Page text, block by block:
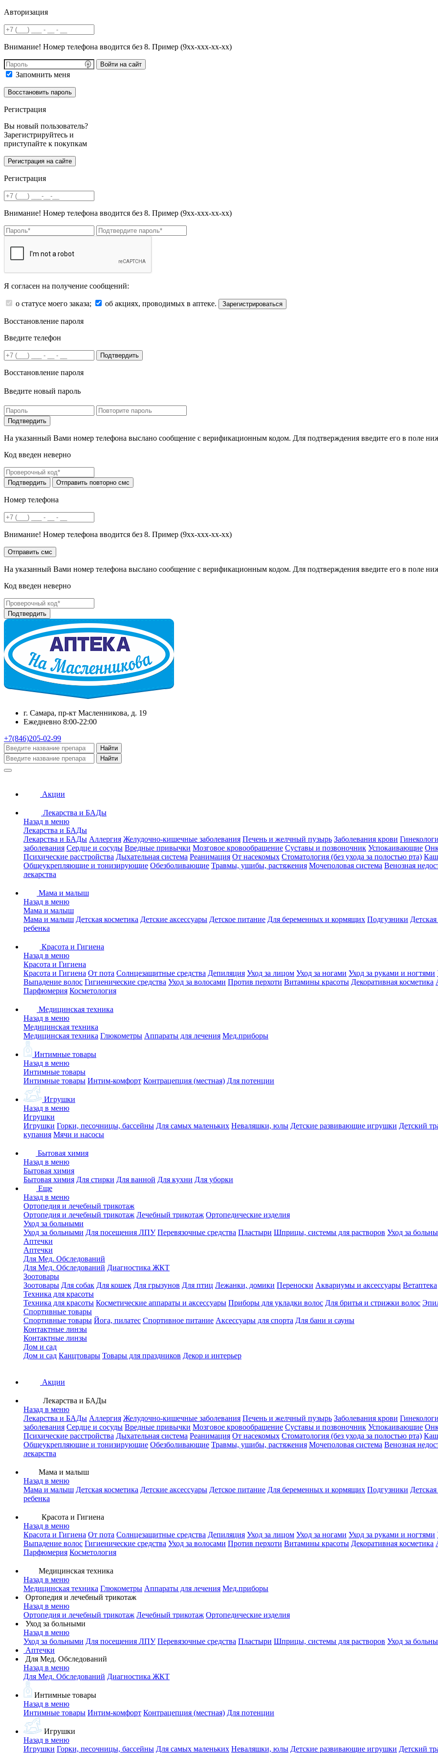
Авторизация
Внимание! Номер телефона вводится без 8. Пример (9хх-ххх-хх-хх)
Войти на сайт
Запомнить меня
Регистрация
Вы новый пользователь?
Зарегистрируйтесь и
приступайте к покупкам
Регистрация
Внимание! Номер телефона вводится без 8. Пример (9хх-ххх-хх-хх)
Я согласен на получение сообщений:
о статусе моего заказа; об акциях, проводимых в аптеке. Зарегистрироваться
Восстановление пароля
Введите телефон
Подтвердить
Восстановление пароля
Введите новый пароль
На указанный Вами номер телефона выслано сообщение с верификационным кодом. Для подтверждения введите его в поле
Код введен неверно
Номер телефона
Внимание! Номер телефона вводится без 8. Пример (9хх-ххх-хх-хх)
На указанный Вами номер телефона выслано сообщение с верификационным кодом. Для подтверждения введите его в поле
Код введен неверно
г. Самара, пр-кт Масленникова, д. 19
Ежедневно 8:00-22:00
+7(846)205-02-99
Найти
Найти
Акции
Лекарства и БАДы
Назад в меню
Лекарства и БАДы
Лекарства и БАДы Аллергия Желудочно-кишечные заболевания Печень и желчный пузырь Заболевания крови
заболевания Сердце и сосуды Вредные привычки Мозговое кровообращение Суставы и позвоночник Успокаивающие
Психические расстройства Дыхательная система Реанимация От насекомых Стоматология (без ухода за полостью рта)
Общеукрепляющие и тонизирующие Обезболивающие Травмы, ушибы, растяжения Мочеполовая система Венозная
лекарства
Мама и малыш
Назад в меню
Мама и малыш
Мама и малыш Детская косметика Детские аксессуары Детское питание Для беременных и кормящих Подгузники
ребенка
Красота и Гигиена
Назад в меню
Красота и Гигиена
Красота и Гигиена От пота Солнцезащитные средства Депиляция Уход за лицом Уход за ногами Уход за руками и ногтями
Выпадение волос Гигиенические средства Уход за волосами Против перхоти Витамины красоты Декоративная косметика
Парфюмерия Косметология
Медицинская техника
Назад в меню
Медицинская техника
Медицинская техника Глюкометры Аппараты для лечения Мед.приборы
Интимные товары
Назад в меню
Интимные товары
Интимные товары Интим-комфорт Контрацепция (местная) Для потенции
Игрушки
Назад в меню
Игрушки
Игрушки Горки, песочницы, бассейны Для самых маленьких Неваляшки, юлы Детские развивающие игрушки Детский
купания Мячи и насосы
Бытовая химия
Назад в меню
Бытовая химия
Бытовая химия Для стирки Для ванной Для кухни Для уборки
Еще
Назад в меню
Ортопедия и лечебный трикотаж
Ортопедия и лечебный трикотаж Лечебный трикотаж Ортопедические изделия
Уход за больными
Уход за больными Для посещения ЛПУ Перевязочные средства Пластыри Шприцы, системы для растворов Уход за
Аптечки
Аптечки
Для Мед. Обследований
Для Мед. Обследований Диагностика ЖКТ
Зоотовары
Зоотовары Для собак Для кошек Для грызунов Для птиц Лежанки, домики Переноски Аквариумы и аксессуары Ветаптека
Техника для красоты
Техника для красоты Косметические аппараты и аксессуары Приборы для укладки волос Для бритья и стрижки волос
Спортивные товары
Спортивные товары Йога, пилатес Спортивное питание Аксессуары для спорта Для бани и сауны
Контактные линзы
Контактные линзы
Дом и сад
Дом и сад Канцтовары Товары для праздников Декор и интерьер
Акции
Лекарства и БАДы
Назад в меню
Лекарства и БАДы Аллергия Желудочно-кишечные заболевания Печень и желчный пузырь Заболевания крови
заболевания Сердце и сосуды Вредные привычки Мозговое кровообращение Суставы и позвоночник Успокаивающие
Психические расстройства Дыхательная система Реанимация От насекомых Стоматология (без ухода за полостью рта)
Общеукрепляющие и тонизирующие Обезболивающие Травмы, ушибы, растяжения Мочеполовая система Венозная
лекарства
Мама и малыш
Назад в меню
Мама и малыш Детская косметика Детские аксессуары Детское питание Для беременных и кормящих Подгузники
ребенка
Красота и Гигиена
Назад в меню
Красота и Гигиена От пота Солнцезащитные средства Депиляция Уход за лицом Уход за ногами Уход за руками и ногтями
Выпадение волос Гигиенические средства Уход за волосами Против перхоти Витамины красоты Декоративная косметика
Парфюмерия Косметология
Медицинская техника
Назад в меню
Медицинская техника Глюкометры Аппараты для лечения Мед.приборы
Ортопедия и лечебный трикотаж
Назад в меню
Ортопедия и лечебный трикотаж Лечебный трикотаж Ортопедические изделия
Уход за больными
Назад в меню
Уход за больными Для посещения ЛПУ Перевязочные средства Пластыри Шприцы, системы для растворов Уход за
Аптечки
Для Мед. Обследований
Назад в меню
Для Мед. Обследований Диагностика ЖКТ
Интимные товары
Назад в меню
Интимные товары Интим-комфорт Контрацепция (местная) Для потенции
Игрушки
Назад в меню
Игрушки Горки, песочницы, бассейны Для самых маленьких Неваляшки, юлы Детские развивающие игрушки Детский